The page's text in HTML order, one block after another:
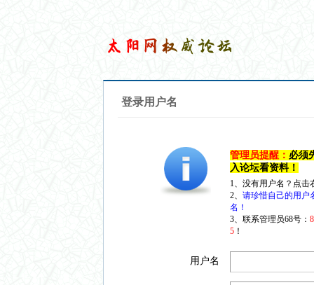
登录用户名
管理员提醒： 必须
入论坛看资料！
1、没有用户名？点
2、 请珍惜自己的用户
名！
3、联系管理员68号：
5 ！
用户名